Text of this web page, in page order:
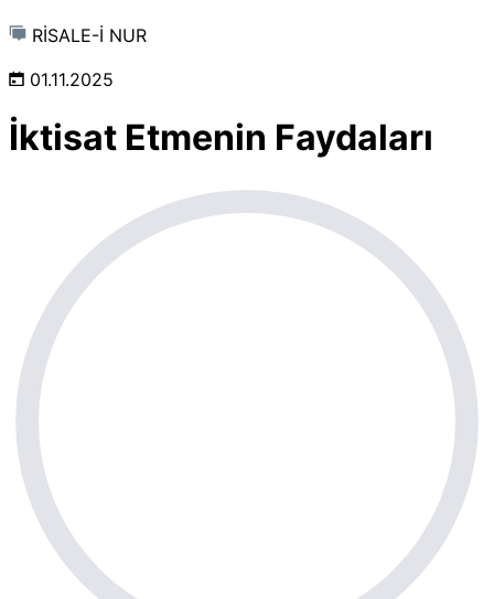
RİSALE-İ NUR
01.11.2025
İktisat Etmenin Faydaları